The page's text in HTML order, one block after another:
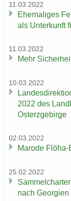
11.03.2022
Ehe­ma­li­ges
als Un­ter­kunft
11.03.2022
Mehr
10.03.2022
2022 des
Osterzgebirge
02.03.2022
Ma­ro­de
25.02.2022
nach Ge­or­gi­en